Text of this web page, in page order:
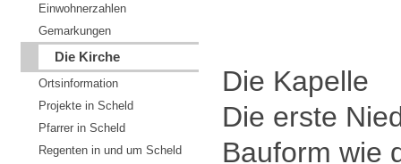
Einwohnerzahlen
Gemarkungen
Die Kirche
Ortsinformation
Projekte in Scheld
Pfarrer in Scheld
Regenten in und um Scheld
Die Kapelle
Die erste
Bauform wie